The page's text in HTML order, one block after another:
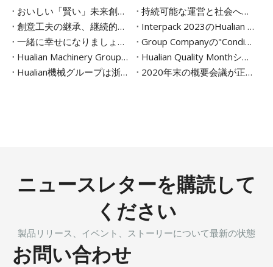
おいしい「賢い」未来創造 |花蓮機械は、Kuailu Group が故郷の味を舌先で賢く作り出すのを支援します
持続可能な運営と社会への還元 |花蓮機械グループは具体的な行動を通じて企業の社会的責任を実践します
創意工夫の継承、継続的な改善| Hualian Machinery Groupの2番目の品質月間活動
Interpack 2023のHualian Machinery -Intelligent Packaging
一緒に幸せになりましょう|グループの8回目の楽しいゲームは成功しました
Group Companyの"Condiment Intelligent Packaging " Project Review and Chemendation Meetingが正常に開催されました
Hualian Machinery Groupの2022年のパーティービルディングアクティビティは、Z江Hongcunキャンプで開催されています
Hualian Quality Monthシリーズアクティビティ
Hualian機械グループは浙江省の2020年隠れチャンピオン企業に勝利
2020年末の概要会議が正常に開催されました
ニュースレターを購読して
ください
製品リリース、イベント、ストーリーについて最新の状態
お問い合わせ